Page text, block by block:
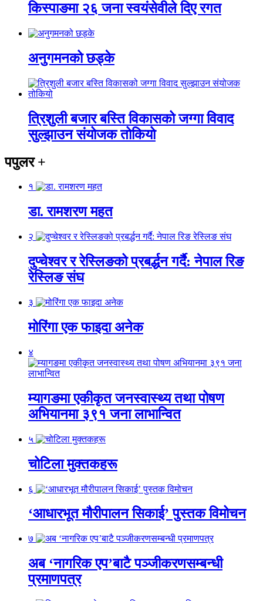
किस्पाङमा २६ जना स्वयंसेवीले दिए रगत
अनुगमनको छड्के
त्रिशुली बजार बस्ति विकासको जग्गा विवाद
सुल्झाउन संयोजक तोकियो
पपुलर+
१
डा. रामशरण महत
२
दुप्चेश्वर र रेस्लिङको प्रबर्द्धन गर्दै: नेपाल रिङ
रेस्लिङ संघ
३
मोरिंगा एक फाइदा अनेक
४
म्यागङमा एकीकृत जनस्वास्थ्य तथा पोषण
अभियानमा ३९१ जना लाभान्वित
५
चोटिला मुक्तकहरू
६
‘आधारभूत मौरीपालन सिकाई’ पुस्तक विमोचन
७
अब ‘नागरिक एप’बाटै पञ्जीकरणसम्बन्धी
प्रमाणपत्र